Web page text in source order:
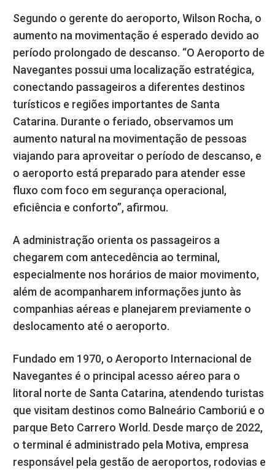
Segundo o gerente do aeroporto, Wilson Rocha, o
aumento na movimentação é esperado devido ao
período prolongado de descanso. “O Aeroporto de
Navegantes possui uma localização estratégica,
conectando passageiros a diferentes destinos
turísticos e regiões importantes de Santa
Catarina. Durante o feriado, observamos um
aumento natural na movimentação de pessoas
viajando para aproveitar o período de descanso, e
o aeroporto está preparado para atender esse
fluxo com foco em segurança operacional,
eficiência e conforto”, afirmou.
A administração orienta os passageiros a
chegarem com antecedência ao terminal,
especialmente nos horários de maior movimento,
além de acompanharem informações junto às
companhias aéreas e planejarem previamente o
deslocamento até o aeroporto.
Fundado em 1970, o Aeroporto Internacional de
Navegantes é o principal acesso aéreo para o
litoral norte de Santa Catarina, atendendo turistas
que visitam destinos como Balneário Camboriú e o
parque Beto Carrero World. Desde março de 2022,
o terminal é administrado pela Motiva, empresa
responsável pela gestão de aeroportos, rodovias e